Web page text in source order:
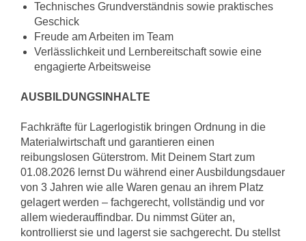
Technisches Grundverständnis sowie praktisches
Geschick
Freude am Arbeiten im Team
Verlässlichkeit und Lernbereitschaft sowie eine
engagierte Arbeitsweise
AUSBILDUNGSINHALTE
Fachkräfte für Lagerlogistik bringen Ordnung in die
Materialwirtschaft und garantieren einen
reibungslosen Güterstrom. Mit Deinem Start zum
01.08.2026 lernst Du während einer Ausbildungsdauer
von 3 Jahren wie alle Waren genau an ihrem Platz
gelagert werden – fachgerecht, vollständig und vor
allem wiederauffindbar. Du nimmst Güter an,
kontrollierst sie und lagerst sie sachgerecht. Du stellst